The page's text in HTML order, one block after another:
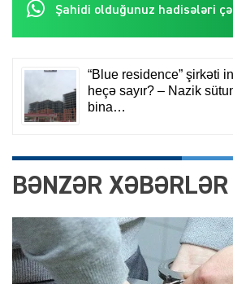
Şahidi olduğunuz hadisələri
BƏNZƏR XƏBƏRLƏR